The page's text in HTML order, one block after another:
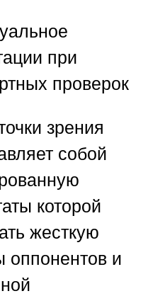
при
проверок
зрения
собой
которой
жесткую
оппонентов и